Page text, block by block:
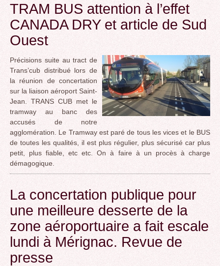
TRAM BUS attention à l’effet
CANADA DRY et article de Sud
Ouest
Précisions suite au tract de
Trans’cub distribué lors de
la réunion de concertation
sur la liaison aéroport Saint-
Jean. TRANS CUB met le
tramway au banc des
accusés de notre
agglomération. Le Tramway est paré de tous les vices et le BUS
de toutes les qualités, il est plus régulier, plus sécurisé car plus
petit, plus fiable, etc etc. On à faire à un procès à charge
démagogique.
La concertation publique pour
une meilleure desserte de la
zone aéroportuaire a fait escale
lundi à Mérignac. Revue de
presse